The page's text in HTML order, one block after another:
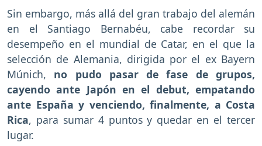
Sin embargo, más allá del gran trabajo del alemán
en el Santiago Bernabéu, cabe recordar su
desempeño en el mundial de Catar, en el que la
selección de Alemania, dirigida por el ex Bayern
Múnich, no pudo pasar de fase de grupos,
cayendo ante Japón en el debut, empatando
ante España y venciendo, finalmente, a Costa
Rica, para sumar 4 puntos y quedar en el tercer
lugar.